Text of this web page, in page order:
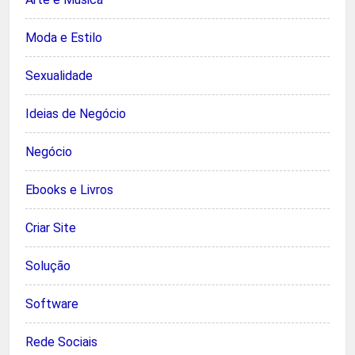
Moda e Estilo
Sexualidade
Ideias de Negócio
Negócio
Ebooks e Livros
Criar Site
Solução
Software
Rede Sociais